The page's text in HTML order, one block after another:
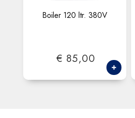
Boiler 120 ltr. 380V
€ 85,00